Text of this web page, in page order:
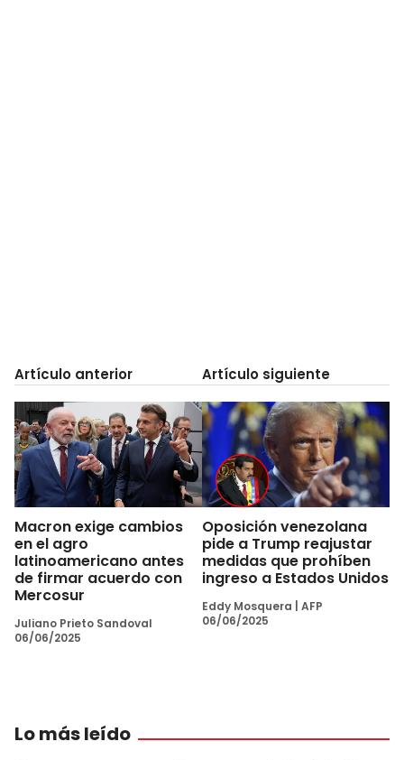
Artículo anterior
Macron exige cambios
en el agro
latinoamericano antes
de firmar acuerdo con
Mercosur
Juliano Prieto Sandoval
06/06/2025
Artículo siguiente
Oposición venezolana
pide a Trump reajustar
medidas que prohíben
ingreso a Estados Unidos
Eddy Mosquera
AFP
06/06/2025
Lo más leído